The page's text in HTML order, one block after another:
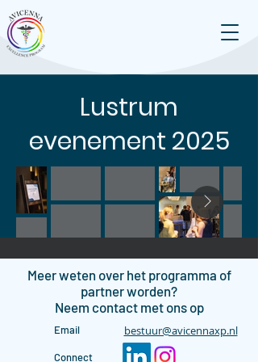
Lustrum
evenement 2025
Meer weten over het programma of
partner worden?
Neem contact met ons op
Email
Connect
bestuur@avicennaxp.nl